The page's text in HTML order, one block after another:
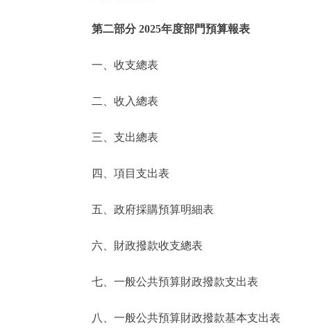
政民互動
12345網上接訴即辦
參與調查
走進北京
北京概況
綠色北京
ENGLISH
第二部分 2025年度部門預算報表
一、收支總表
二、收入總表
三、支出總表
四、項目支出表
五、政府採購預算明細表
六、財政撥款收支總表
七、一般公共預算財政撥款支出表
八、一般公共預算財政撥款基本支出表